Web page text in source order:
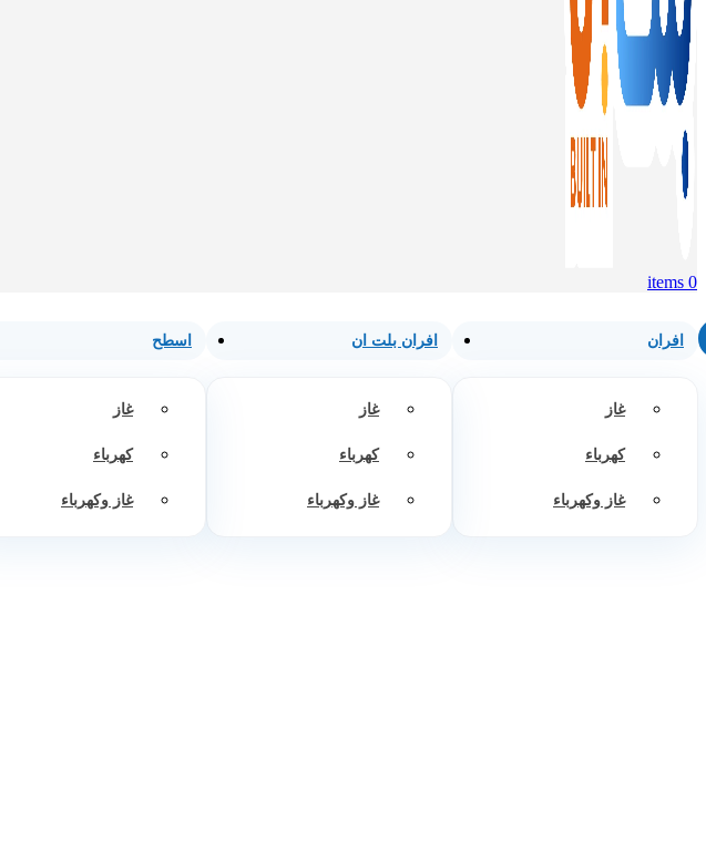
0
items
افران
غاز
كهرباء
غاز وكهرباء
افران بلت ان
غاز
كهرباء
غاز وكهرباء
اسطح
غاز
كهرباء
غاز وكهرباء